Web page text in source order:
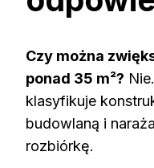
Czy można
ponad 35 m²?
klasyfikuje
budowlaną i
rozbiórkę.